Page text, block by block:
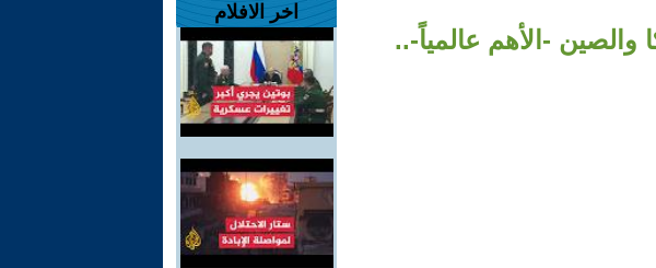
-الأهم عالمياً-..
اخر الافلام